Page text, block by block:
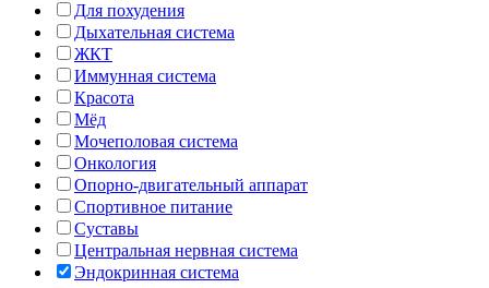
Для похудения
Дыхательная система
ЖКТ
Иммунная система
Красота
Мёд
Мочеполовая система
Онкология
Опорно-двигательный аппарат
Спортивное питание
Суставы
Центральная нервная система
Эндокринная система